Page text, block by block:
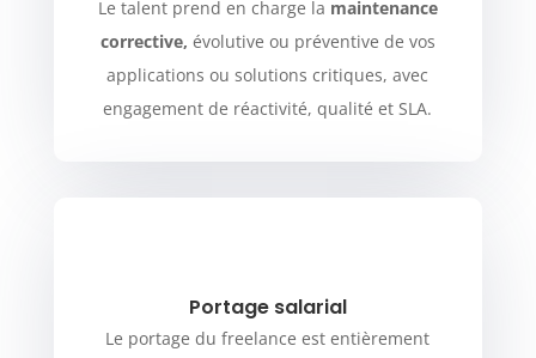
Le talent prend en charge la maintenance
corrective, évolutive ou préventive de vos
applications ou solutions critiques, avec
engagement de réactivité, qualité et SLA.
Portage salarial
Le portage du freelance est entièrement